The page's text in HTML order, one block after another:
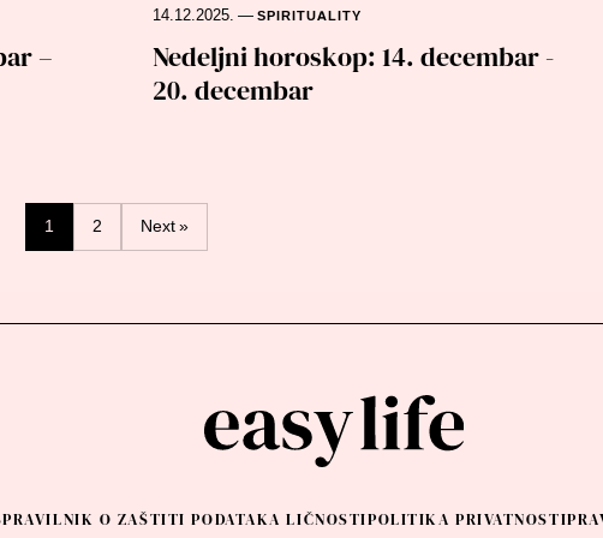
–
14.12.2025. — SPIRITUALITY
Nedeljni horoskop: 14. decembar -
20. decembar
1 2 Next »
PRAVILNIK O ZAŠTITI PODATAKA LIČNOSTIPOLITIKA PRIVATNOSTI